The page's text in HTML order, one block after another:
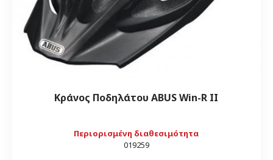
Περιορισμένη διαθεσιμότητα
019259
Κράνος Ποδηλάτου ABUS Win-R II